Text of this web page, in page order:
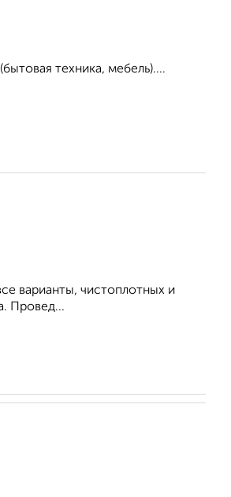
техника, мебель)....
варианты, чистоплотных и
Провед...